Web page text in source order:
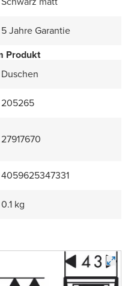
5 Jahre Garantie
Produkt
Duschen
205265
27917670
4059625347331
0.1 kg